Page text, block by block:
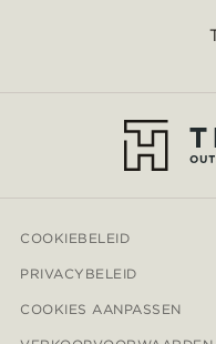
COOKIEBELEID
PRIVACYBELEID
COOKIES AANPASSEN